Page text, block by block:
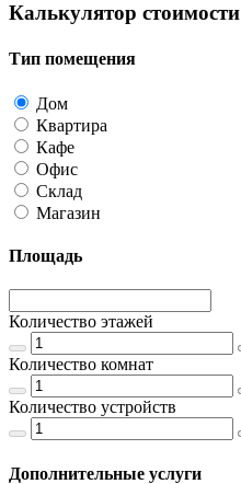
Калькулятор стоимости
Тип помещения
Дом
Квартира
Кафе
Офис
Склад
Магазин
Площадь
Количество этажей
Количество комнат
Количество устройств
Дополнительные услуги